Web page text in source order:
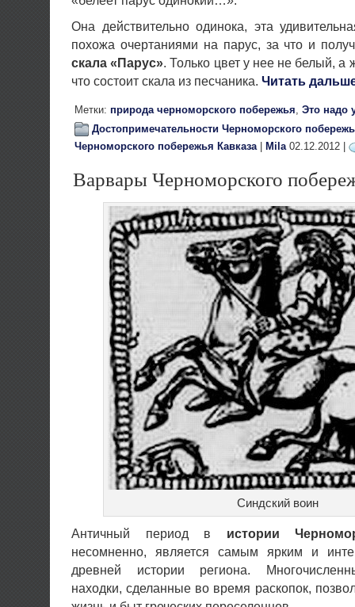
Она действительно одинока, эта
похожа очертаниями на парус, за что и
скала «Парус». Только цвет у нее не белый, а
что состоит скала из песчаника. Читать
Метки: природа черноморского побережья, Это надо
Достопримечательности Черноморского
Черноморского побережья Кавказа| Mila02.12.2012 |
Варвары Черноморского
Синдский воин
Античный период в истории
несомненно, является самым ярким и
древней истории региона.
находки, сделанные во время раскопок,